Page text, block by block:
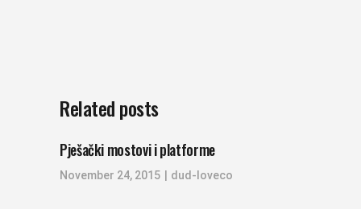
Related posts
Pješački mostovi i platforme
November 24, 2015 dud-loveco